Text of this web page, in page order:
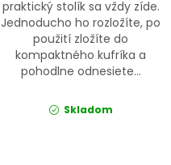
praktický stolík sa vždy zíde.
Jednoducho ho rozložíte, po
použití zložíte do
kompaktného kufríka a
pohodlne odnesiete...
Skladom